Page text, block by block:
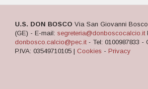
U.S. DON BOSCO Via San Giovanni
(GE) - E-mail: segreteria@donboscocalcio.it
donbosco.calcio@pec.it- Tel: 0100987833 -
P.IVA: 03549710105 | Cookies - Privacy